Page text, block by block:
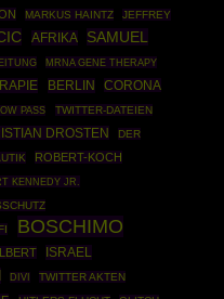
MARKUS HAINTZ
JEFFREY
AFRIKA
SAMUEL
MRNA GENE THERAPY
BERLIN
CORONA
PASS
TWITTER-DATEIEN
DROSTEN
DER
ROBERT-KOCH
KENNEDY JR.
BOSCHIMO
ISRAEL
DIVI TWITTER AKTEN